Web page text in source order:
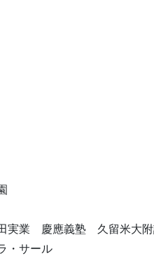
実業 慶應義塾 久留米大附
・サール